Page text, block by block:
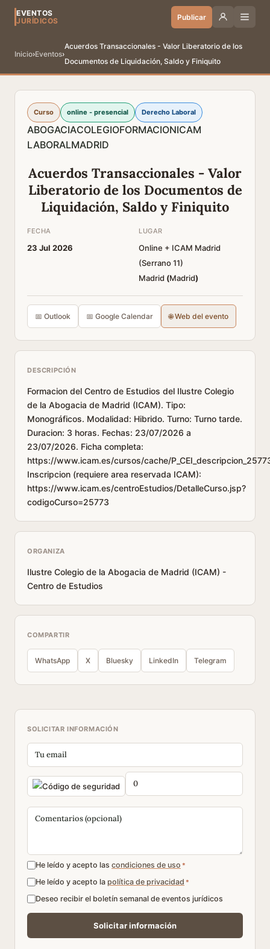
EVENTOS
JURÍDICOS
Publicar
Inicio›Eventos›
Acuerdos Transaccionales - Valor Liberatorio de los
Documentos de Liquidación, Saldo y Finiquito
Curso online - presencial Derecho Laboral
ABOGACIACOLEGIOFORMACIONICAM
LABORALMADRID
Acuerdos Transaccionales - Valor
Liberatorio de los Documentos de
Liquidación, Saldo y Finiquito
FECHA
23 Jul 2026
LUGAR
Online + ICAM Madrid
(Serrano 11)
Madrid (Madrid)
📅 Outlook 📅 Google Calendar 🌐 Web del evento
DESCRIPCIÓN
Formacion del Centro de Estudios del Ilustre Colegio
de la Abogacia de Madrid (ICAM). Tipo:
Monográficos. Modalidad: Hibrido. Turno: Turno tarde.
Duracion: 3 horas. Fechas: 23/07/2026 a
23/07/2026. Ficha completa:
https://www.icam.es/cursos/cache/
Inscripcion (requiere area reservada ICAM):
https://www.icam.es/centroEstudios/DetalleCurso.jsp?
codigoCurso=25773
ORGANIZA
Ilustre Colegio de la Abogacia de Madrid (ICAM) -
Centro de Estudios
COMPARTIR
WhatsApp X Bluesky LinkedIn Telegram
SOLICITAR INFORMACIÓN
He leído y acepto las condiciones de uso *
He leído y acepto la política de privacidad *
Deseo recibir el boletín semanal de eventos jurídicos